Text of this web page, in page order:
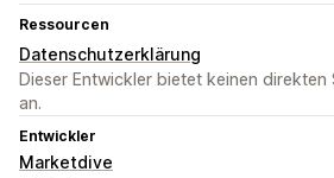
Ressourcen
Datenschutzerklärung
Dieser Entwickler bietet keinen
an.
Entwickler
Marketdive